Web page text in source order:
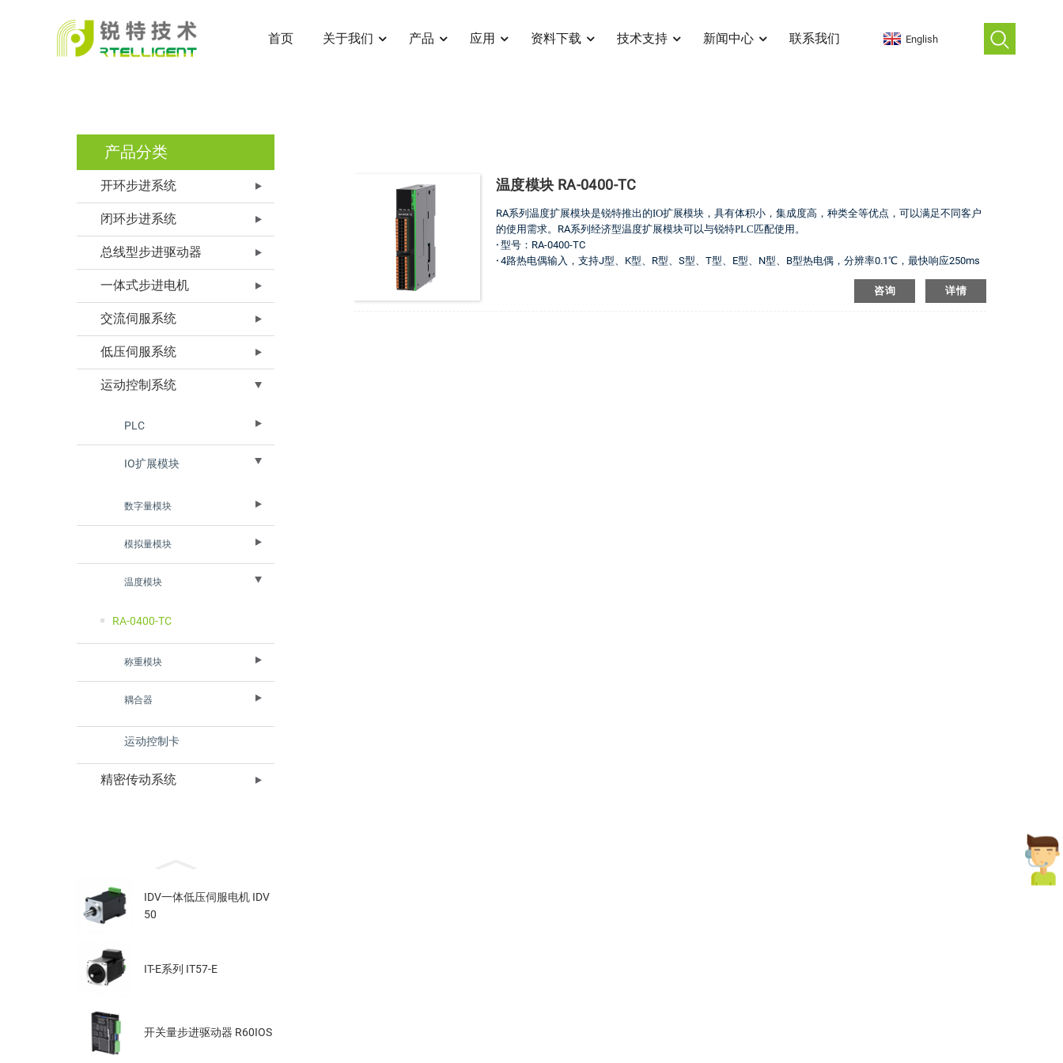
首页 关于我们 产品 应用 资料下载 技术支持 新闻中心 联系我们 English
产品分类
开环步进系统
闭环步进系统
总线型步进驱动器
一体式步进电机
交流伺服系统
低压伺服系统
运动控制系统
PLC
IO扩展模块
数字量模块
模拟量模块
温度模块
RA-0400-TC
称重模块
耦合器
运动控制卡
精密传动系统
IDV一体低压伺服电机 IDV
50
IT-E系列 IT57-E
开关量步进驱动器 R60IOS
温度模块 RA-0400-TC
RA系列温度扩展模块是锐特推出的IO扩展模块，具有体积小，集成度高，种类全等优点，可以满足不同客户
的使用需求。 RA系列经济型温度扩展模块可以与锐特PLC匹配使用。
· 型号：RA-0400-TC
· 4路热电偶输入，支持J型、K型、R型、S型、T型、E型、N型、B型热电偶，分辨率0.1℃，最快响应250ms
咨询 详情